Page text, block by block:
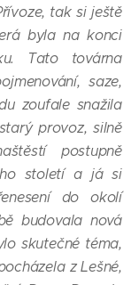
tak si ještě
byla na konci
Tato továrna
saze,
zoufale snažila
provoz, silně
postupně
století a já si
do okolí
budovala nová
skutečné téma,
z Lešné,